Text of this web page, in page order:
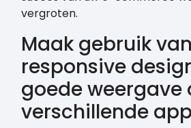
vergroten.
Maak gebruik van
responsive
goede weergave
verschillende